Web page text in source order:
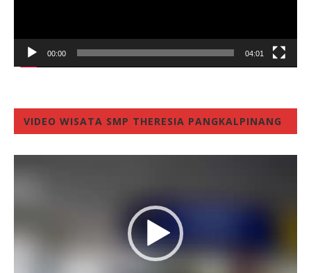
00:00 04:01
VIDEO WISATA SMP THERESIA PANGKALPINANG